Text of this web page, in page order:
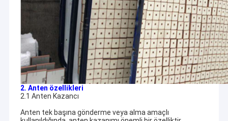
2. Anten özellikleri
2.1 Anten Kazancı
Anten tek başına gönderme veya alma amaçlı